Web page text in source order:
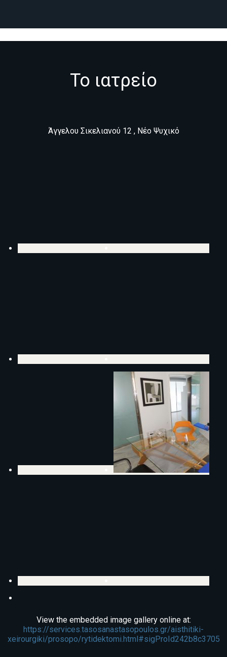
Το ιατρείο
Άγγελου Σικελιανού 12 , Νέο Ψυχικό
View the embedded image gallery online at:
https://services.tasosanastasopoulos.gr/aisthitiki-
xeirourgiki/prosopo/rytidektomi.html#sigProId242b8c3705